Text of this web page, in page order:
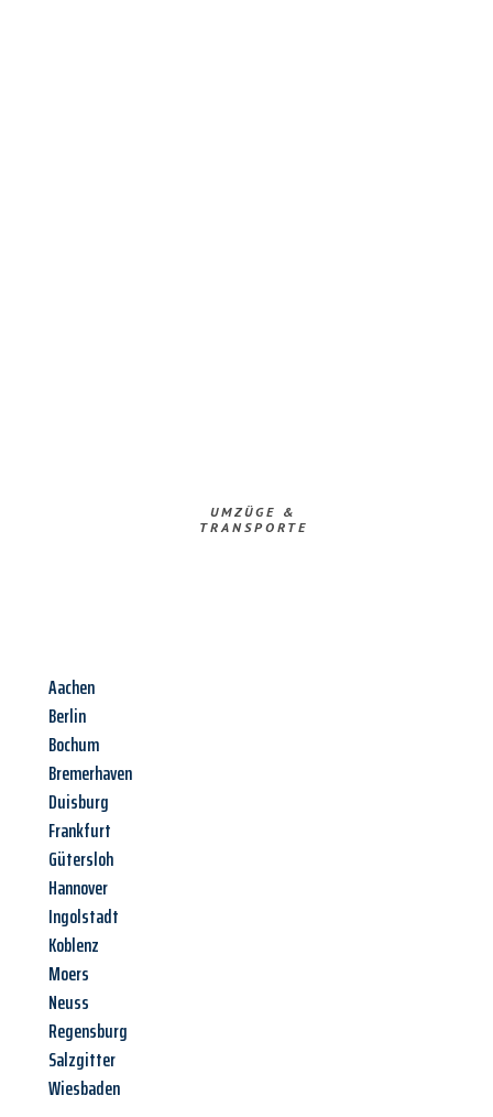
UMZÜGE &
TRANSPORTE
Aachen
Berlin
Bochum
Bremerhaven
Duisburg
Frankfurt
Gütersloh
Hannover
Ingolstadt
Koblenz
Moers
Neuss
Regensburg
Salzgitter
Wiesbaden